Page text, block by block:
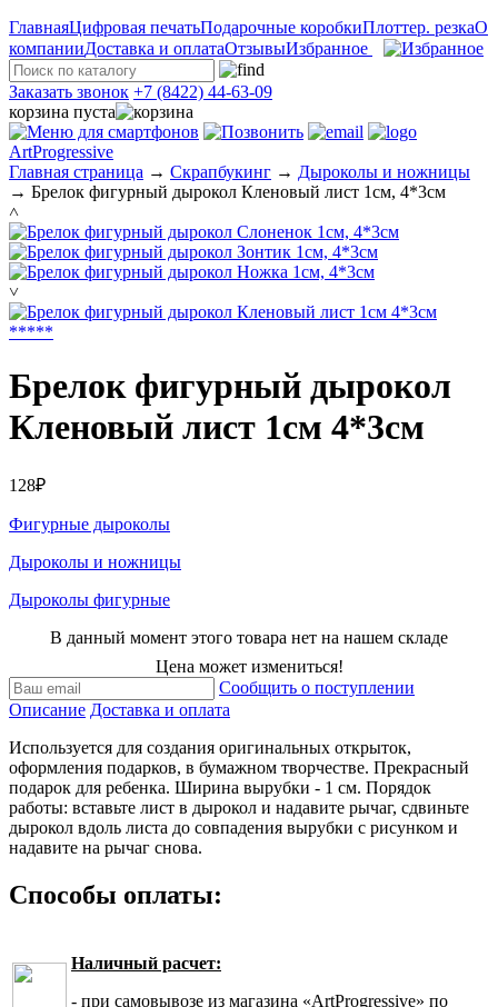
ГлавнаяЦифровая печатьПодарочные коробкиПлоттер. резкаО
компанииДоставка и оплатаОтзывыИзбранное
Заказать звонок +7 (8422) 44-63-09
корзина пуста
ArtProgressive
Главная страница → Скрапбукинг → Дыроколы и ножницы
→ Брелок фигурный дырокол Кленовый лист 1см, 4*3см
˄
˅
*****
Брелок фигурный дырокол
Кленовый лист 1см 4*3см
128₽
Фигурные дыроколы
Дыроколы и ножницы
Дыроколы фигурные
В данный момент этого товара нет на нашем складе
Цена может измениться!
Сообщить о поступлении
Описание Доставка и оплата
Используется для создания оригинальных открыток,
оформления подарков, в бумажном творчестве. Прекрасный
подарок для ребенка. Ширина вырубки - 1 см. Порядок
работы: вставьте лист в дырокол и надавите рычаг, сдвиньте
дырокол вдоль листа до совпадения вырубки с рисунком и
надавите на рычаг снова.
Способы оплаты:
Наличный расчет:
- при самовывозе из магазина «ArtProgressive» по